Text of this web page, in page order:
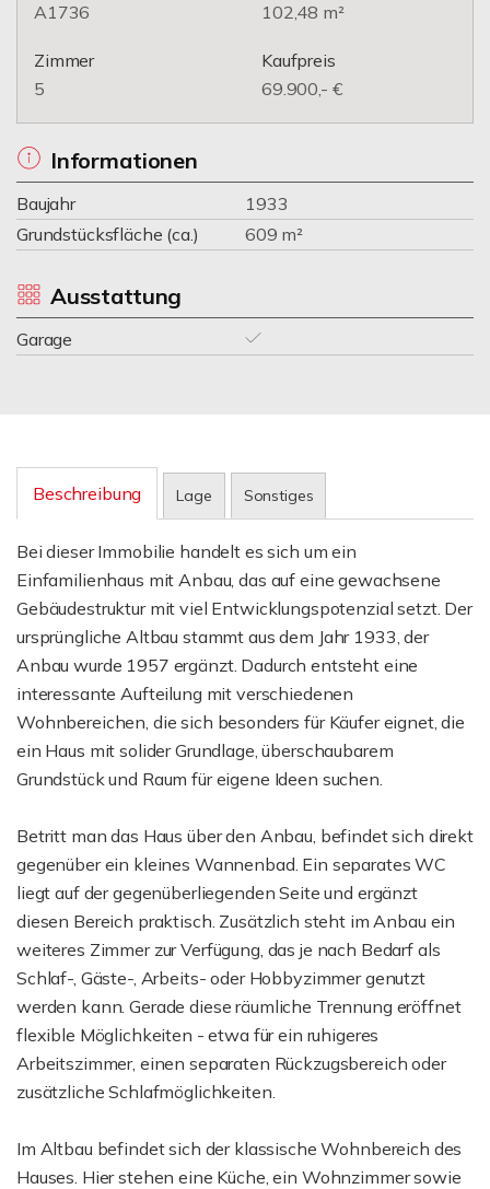
A1736
102,48 m²
Zimmer
5
Kaufpreis
69.900,- €
Informationen
Baujahr
1933
Grundstücksfläche (ca.)
609 m²
Ausstattung
Garage
Beschreibung Lage Sonstiges
Bei dieser Immobilie handelt es sich um ein
Einfamilienhaus mit Anbau, das auf eine gewachsene
Gebäudestruktur mit viel Entwicklungspotenzial setzt. Der
ursprüngliche Altbau stammt aus dem Jahr 1933, der
Anbau wurde 1957 ergänzt. Dadurch entsteht eine
interessante Aufteilung mit verschiedenen
Wohnbereichen, die sich besonders für Käufer eignet, die
ein Haus mit solider Grundlage, überschaubarem
Grundstück und Raum für eigene Ideen suchen.
Betritt man das Haus über den Anbau, befindet sich direkt
gegenüber ein kleines Wannenbad. Ein separates WC
liegt auf der gegenüberliegenden Seite und ergänzt
diesen Bereich praktisch. Zusätzlich steht im Anbau ein
weiteres Zimmer zur Verfügung, das je nach Bedarf als
Schlaf-, Gäste-, Arbeits- oder Hobbyzimmer genutzt
werden kann. Gerade diese räumliche Trennung eröffnet
flexible Möglichkeiten - etwa für ein ruhigeres
Arbeitszimmer, einen separaten Rückzugsbereich oder
zusätzliche Schlafmöglichkeiten.
Im Altbau befindet sich der klassische Wohnbereich des
Hauses. Hier stehen eine Küche, ein Wohnzimmer sowie